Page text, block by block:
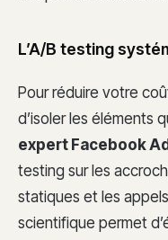
L’A/B testing
Pour réduire votre
d’isoler les éléments
expert Facebook
testing sur les
statiques et les
scientifique permet